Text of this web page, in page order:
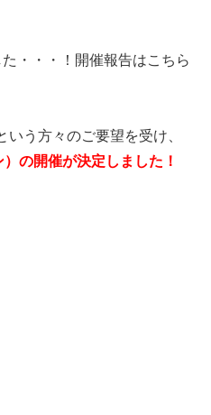
・・・！開催報告はこちら
う方々のご要望を受け、
の開催が決定しました！